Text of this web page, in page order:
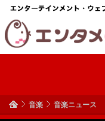
音楽 音楽ニュース